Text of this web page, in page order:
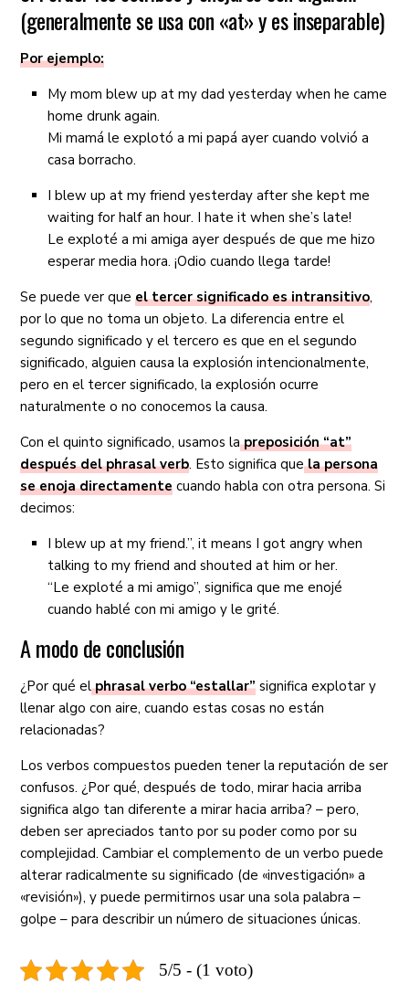
(generalmente se usa con «at» y es inseparable)
Por ejemplo:
My mom blew up at my dad yesterday when he came
home drunk again.
Mi mamá le explotó a mi papá ayer cuando volvió a
casa borracho.
I blew up at my friend yesterday after she kept me
waiting for half an hour. I hate it when she’s late!
Le exploté a mi amiga ayer después de que me hizo
esperar media hora. ¡Odio cuando llega tarde!
Se puede ver queel tercer significado es intransitivo,
por lo que no toma un objeto. La diferencia entre el
segundo significado y el tercero es que en el segundo
significado, alguien causa la explosión intencionalmente,
pero en el tercer significado, la explosión ocurre
naturalmente o no conocemos la causa.
Con el quinto significado, usamos lapreposición “at”
después del phrasal verb. Esto significa quela persona
se enoja directamente cuando habla con otra persona. Si
decimos:
I blew up at my friend.”, it means I got angry when
talking to my friend and shouted at him or her.
“Le exploté a mi amigo”, significa que me enojé
cuando hablé con mi amigo y le grité.
A modo de conclusión
¿Por qué elphrasal verbo “estallar” significa explotar y
llenar algo con aire, cuando estas cosas no están
relacionadas?
Los verbos compuestos pueden tener la reputación de ser
confusos. ¿Por qué, después de todo, mirar hacia arriba
significa algo tan diferente a mirar hacia arriba? – pero,
deben ser apreciados tanto por su poder como por su
complejidad. Cambiar el complemento de un verbo puede
alterar radicalmente su significado (de «investigación» a
«revisión»), y puede permitirnos usar una sola palabra –
golpe – para describir un número de situaciones únicas.
5/5 - (1 voto)